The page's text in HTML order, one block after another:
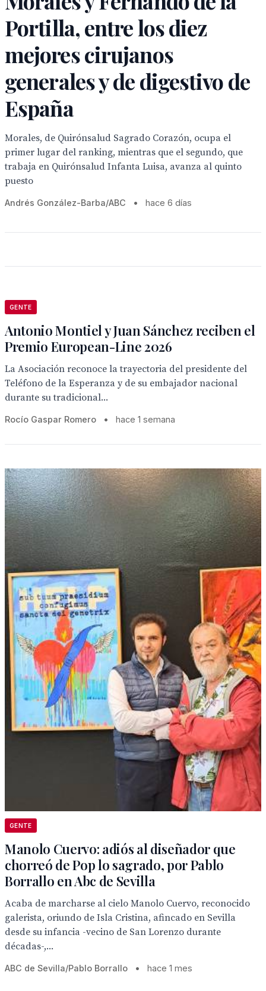
Portilla, entre los diez
mejores cirujanos
generales y de digestivo de
España
Morales, de Quirónsalud Sagrado Corazón, ocupa el
primer lugar del ranking, mientras que el segundo, que
trabaja en Quirónsalud Infanta Luisa, avanza al quinto
puesto
Andrés González-Barba/ABC • hace 6 días
GENTE
Antonio Montiel y Juan Sánchez reciben el
Premio European-Line 2026
La Asociación reconoce la trayectoria del presidente del
Teléfono de la Esperanza y de su embajador nacional
durante su tradicional...
Rocío Gaspar Romero • hace 1 semana
GENTE
Manolo Cuervo: adiós al diseñador que
chorreó de Pop lo sagrado, por Pablo
Borrallo en Abc de Sevilla
Acaba de marcharse al cielo Manolo Cuervo, reconocido
galerista, oriundo de Isla Cristina, afincado en Sevilla
desde su infancia -vecino de San Lorenzo durante
décadas-,...
ABC de Sevilla/Pablo Borrallo • hace 1 mes